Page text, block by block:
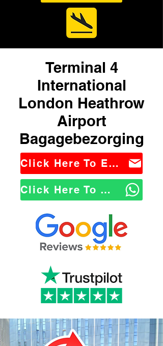
Terminal 4
International
London Heathrow
Airport
Bagagebezorging
Click Here To Email Us
Click Here To WhatsApp Us